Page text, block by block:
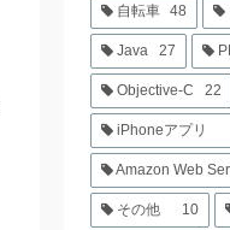
自転車 48
Java 27
Objective-C 22
iPhoneアプリ
Amazon Web
その他 10